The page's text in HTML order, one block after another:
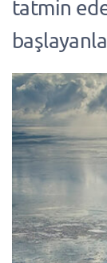
tatmin